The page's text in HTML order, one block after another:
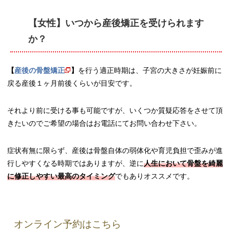
【女性】いつから産後矯正を受けられます
か？
【産後の骨盤矯正 】 を行う適正時期は、子宮の大きさが妊娠前に
戻る産後１ヶ月前後くらいが目安です。
それより前に受ける事も可能ですが、いくつか質疑応答をさせて頂
きたいのでご希望の場合はお電話にてお問い合わせ下さい。
症状有無に限らず、産後は骨盤自体の弱体化や育児負担で歪みが進
行しやすくなる時期ではありますが、逆に人生において骨盤を綺麗
に修正しやすい最高のタイミングでもありオススメです。
オンライン予約はこちら